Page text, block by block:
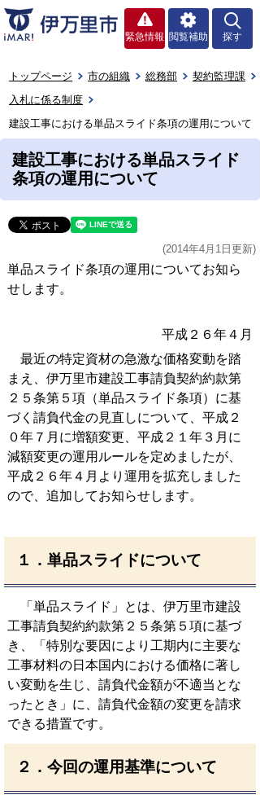
緊急情報 閲覧補助 探す
トップページ 市の組織 総務部
契約監理課
入札に係る制度
建設工事における単品スライド条項の運用について
建設工事における単品スライド
条項の運用について
(2014年4月1日更新)
単品スライド条項の運用についてお知ら
せします。
平成２６年４月
最近の特定資材の急激な価格変動を踏
まえ、伊万里市建設工事請負契約約款第
２５条第５項（単品スライド条項）に基
づく請負代金の見直しについて、平成２
０年７月に増額変更、平成２１年３月に
減額変更の運用ルールを定めましたが、
平成２６年４月より運用を拡充しました
ので、追加してお知らせします。
１．単品スライドについて
「単品スライド」とは、伊万里市建設
工事請負契約約款第２５条第５項に基づ
き、「特別な要因により工期内に主要な
工事材料の日本国内における価格に著し
い変動を生じ、請負代金額が不適当とな
ったとき」に、請負代金額の変更を請求
できる措置です。
２．今回の運用基準について